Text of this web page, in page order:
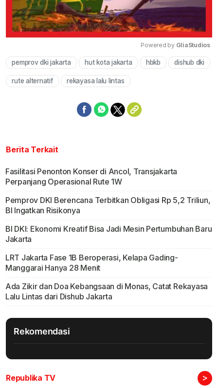
Mute
Powered by GliaStudios
pemprov dki jakarta hut kota jakarta hbkb dishub dki
rute alternatif rekayasa lalu lintas
Berita Terkait
Fasilitasi Penonton Konser di Ancol, Transjakarta
Perpanjang Operasional Rute 1W
Pemprov DKI Berencana Terbitkan Obligasi Rp 5,2 Triliun,
BI Ingatkan Risikonya
BI DKI: Ekonomi Kreatif Bisa Jadi Mesin Pertumbuhan Baru
Jakarta
LRT Jakarta Fase 1B Beroperasi, Kelapa Gading-
Manggarai Hanya 28 Menit
Ada Zikir dan Doa Kebangsaan di Monas, Catat Rekayasa
Lalu Lintas dari Dishub Jakarta
Rekomendasi
Republika TV >